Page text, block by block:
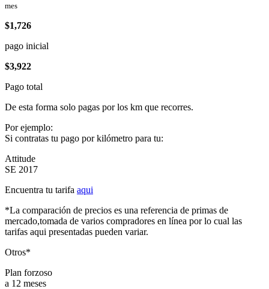
mes
$1,726
pago inicial
$3,922
Pago total
De esta forma solo pagas por los km que recorres.
Por ejemplo:
Si contratas tu pago por kilómetro para tu:
Attitude
SE 2017
Encuentra tu tarifa aqui
*La comparación de precios es una referencia de primas de
mercado,tomada de varios compradores en línea por lo cual las
tarifas aqui presentadas pueden variar.
Otros*
Plan forzoso
a 12 meses